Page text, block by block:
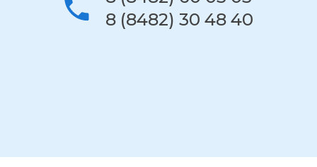
8 (8482) 30 48 40